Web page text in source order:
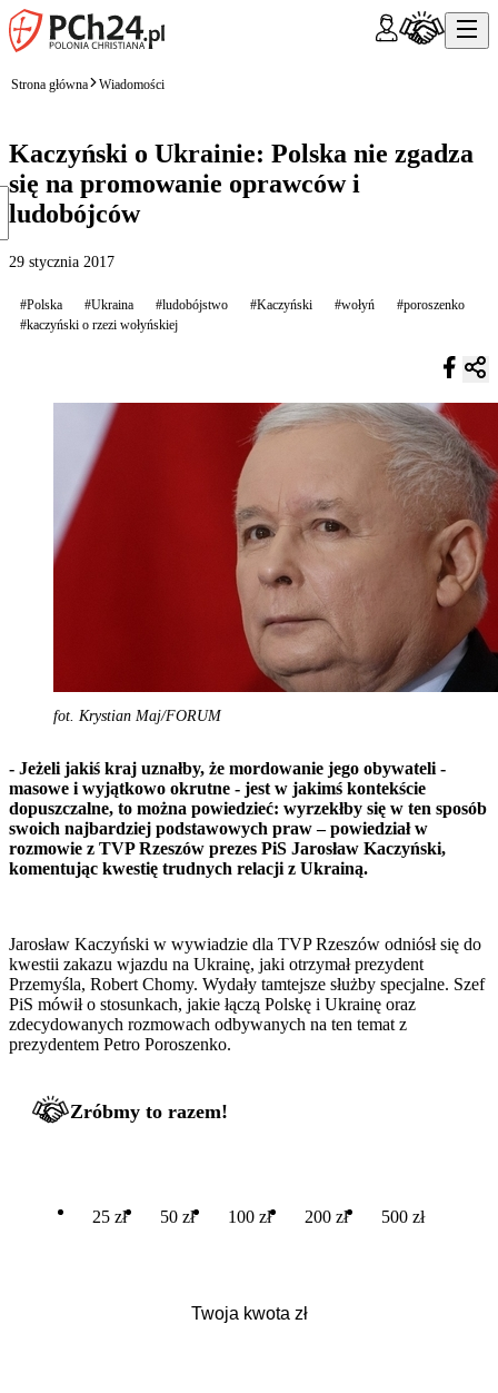
Strona główna Wiadomości
Kaczyński o Ukrainie: Polska nie zgadza
się na promowanie oprawców i
ludobójców
29 stycznia 2017
#Polska #Ukraina #ludobójstwo #Kaczyński #wołyń
#poroszenko
#kaczyński o rzezi wołyńskiej
fot. Krystian Maj/FORUM
- Jeżeli jakiś kraj uznałby, że mordowanie jego obywateli -
masowe i wyjątkowo okrutne - jest w jakimś kontekście
dopuszczalne, to można powiedzieć: wyrzekłby się w ten sposób
swoich najbardziej podstawowych praw – powiedział w
rozmowie z TVP Rzeszów prezes PiS Jarosław Kaczyński,
komentując kwestię trudnych relacji z Ukrainą.
Jarosław Kaczyński w wywiadzie dla TVP Rzeszów odniósł się do
kwestii zakazu wjazdu na Ukrainę, jaki otrzymał prezydent
Przemyśla, Robert Chomy. Wydały tamtejsze służby specjalne. Szef
PiS mówił o stosunkach, jakie łączą Polskę i Ukrainę oraz
zdecydowanych rozmowach odbywanych na ten temat z
prezydentem Petro Poroszenko.
Zróbmy to razem!
25 zł 50 zł 100 zł 200 zł 500 zł